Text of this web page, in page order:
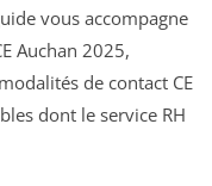
vous accompagne
Auchan 2025,
de contact CE
dont le service RH